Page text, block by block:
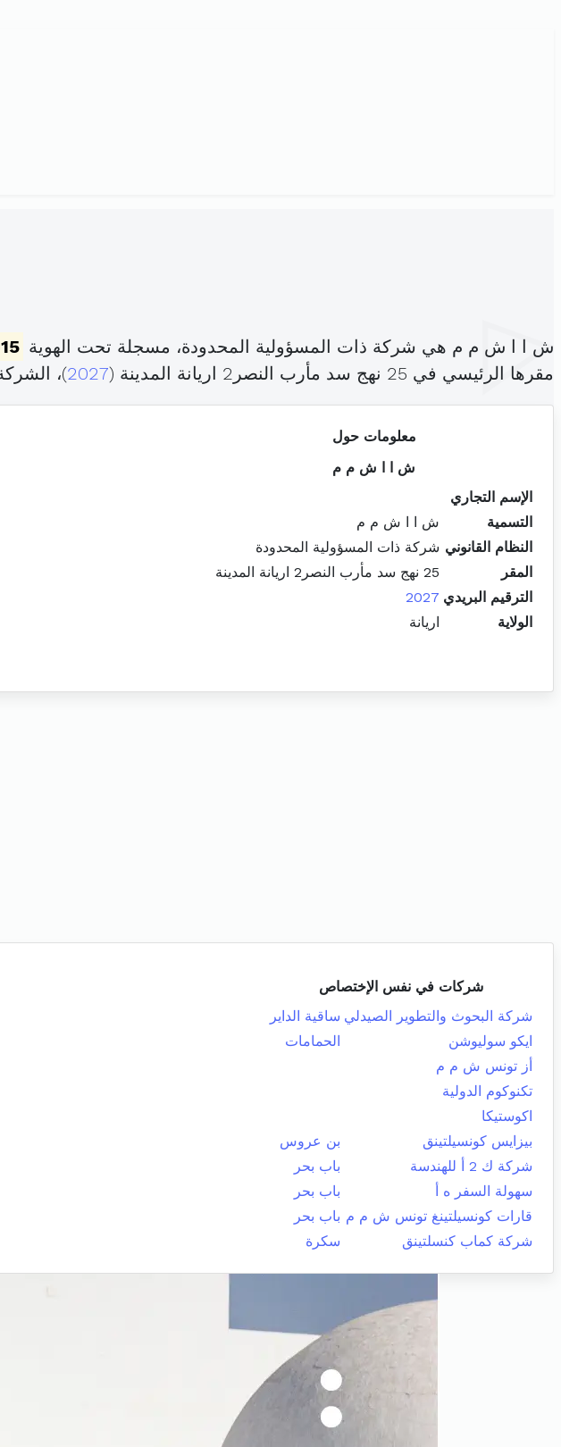
ش ا ا ش م م هي شركة ذات المسؤولية المحدودة، مسجلة تحت الهوية
مقرها الرئيسي في 25 نهج سد مأرب النصر2 اريانة المدينة (
2027)،
معلومات حول
ش ا ا ش م م
الإسم التجاري
التسمية
ش ا ا ش م م
النظام القانوني شركة ذات المسؤولية المحدودة
المقر
25 نهج سد مأرب النصر2 اريانة المدينة
الترقيم البريدي 2027
الولاية
اريانة
شركات في نفس الإختصاص
شركة البحوث والتطوير الصيدلي ساقية الداير
ايكو سوليوشن
الحمامات
أز تونس ش م م
تكنوكوم الدولية
اكوستيكا
بيزايس كونسيلتينق
بن عروس
شركة ك 2 أ للهندسة
باب بحر
سهولة السفر ه أ
باب بحر
قارات كونسيلتينغ تونس ش م م باب بحر
شركة كماب كنسلتينق
سكرة